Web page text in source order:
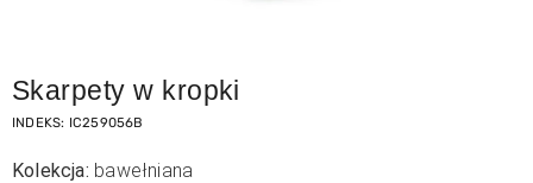
Skarpety w kropki
INDEKS: IC259056B
Kolekcja: bawełniana